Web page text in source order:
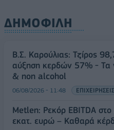
ΔΗΜΟΦΙΛΗ
Β.Σ. Καρούλιας: Τζίρος
αύξηση κερδών 57% - Τα
& non alcohol
06/08/2026 - 11:48 ΕΠΙΧΕΙΡΗΣΕΙΣ
Metlen: Ρεκόρ EBITDA
εκατ. ευρώ – Καθαρά